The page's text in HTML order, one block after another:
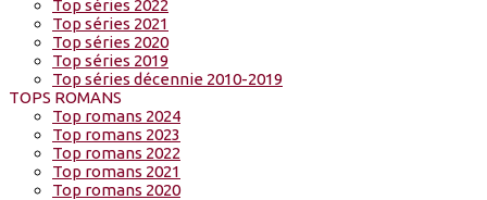
Top séries 2022
Top séries 2021
Top séries 2020
Top séries 2019
Top séries décennie 2010-2019
TOPS ROMANS
Top romans 2024
Top romans 2023
Top romans 2022
Top romans 2021
Top romans 2020